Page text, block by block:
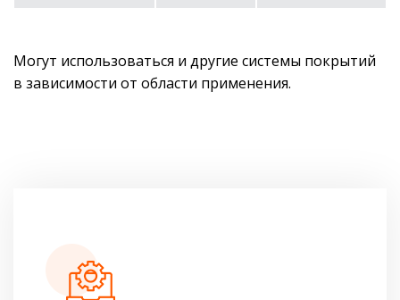
Могут использоваться и другие системы покрытий
в зависимости от области применения.